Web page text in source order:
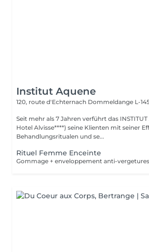
Institut Aquene
120, route d'Echternach Dommeldange L-
Seit mehr als 7 Jahren verführt das
Hotel Alvisse****) seine Klienten mit seiner
Behandlungsritualen und se...
Rituel Femme Enceinte